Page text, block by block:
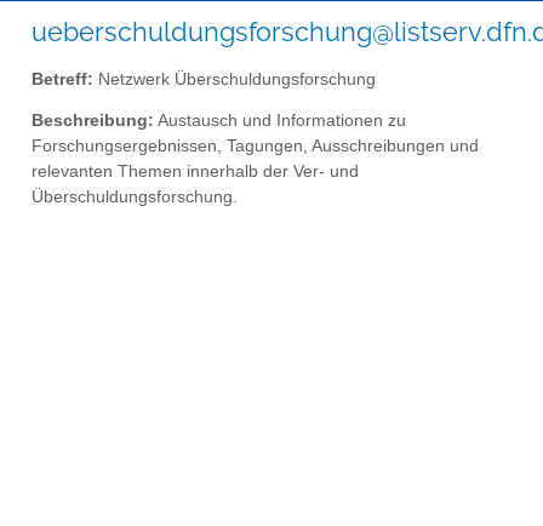
Betreff: Netzwerk Überschuldungsforschung
Beschreibung: Austausch und Informationen zu
Forschungsergebnissen, Tagungen, Ausschreibungen und
relevanten Themen innerhalb der Ver- und
Überschuldungsforschung.